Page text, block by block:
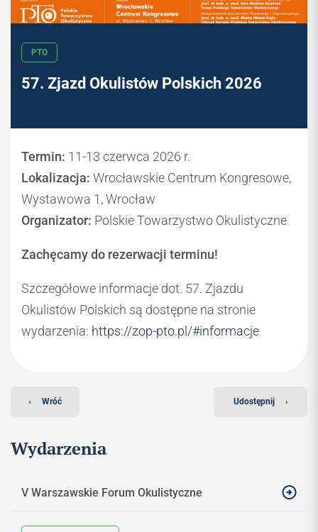
57. Zjazd Okulistów Polskich 2026
Termin: 11-13 czerwca 2026 r.
Lokalizacja: Wrocławskie Centrum Kongresowe,
Wystawowa 1, Wrocław
Organizator: Polskie Towarzystwo Okulistyczne
Zachęcamy do rezerwacji terminu!
Szczegółowe informacje dot. 57. Zjazdu
Okulistów Polskich są dostępne na stronie
wydarzenia: https://zop-pto.pl/#informacje
‹ Wróć Udostępnij ›
Wydarzenia
V Warszawskie Forum Okulistyczne